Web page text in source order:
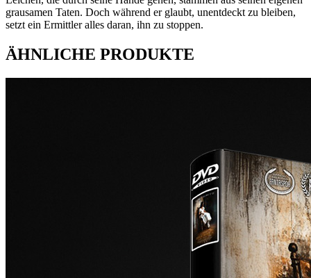
grausamen Taten. Doch während er glaubt, unentdeckt zu bleiben,
setzt ein Ermittler alles daran, ihn zu stoppen.
ÄHNLICHE PRODUKTE